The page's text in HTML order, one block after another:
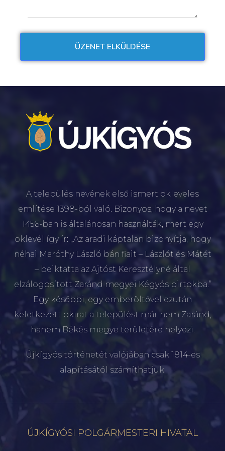
A település nevének első ismert okleveles
említése 1398-ból való. Bizonyos, hogy a nevet
1456-ban is általánosan használták, mert egy
oklevél így ír: „Az aradi káptalan bizonyítja, hogy
néhai Maróthy László bán fiait – Lászlót és Mátét
– beiktatta az Ajtóst Keresztélyné által
elzálogosított Zaránd megyei Kégyós birtokba.”
Egy későbbi, egy emberöltővel ezután
keletkezett okirat a települést már nem Zaránd,
hanem Békés megye területére helyezi.
Újkígyós történetét valójában csak 1814-es
alapításától számíthatjuk.
ÚJKÍGYÓSI POLGÁRMESTERI HIVATAL